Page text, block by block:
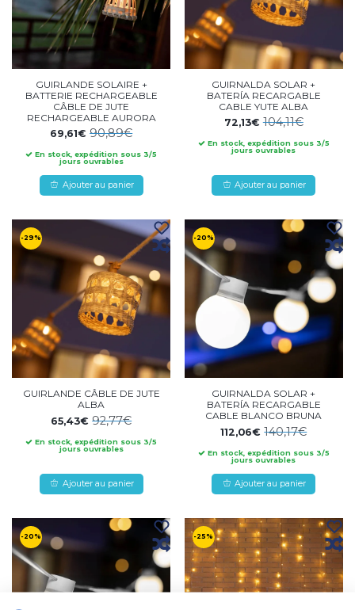
GUIRLANDE SOLAIRE +
BATTERIE RECHARGEABLE
CÂBLE DE JUTE
RECHARGEABLE AURORA
69,61€90,89€
En stock, expédition sous 3/5
jours ouvrables
Ajouter au panier
GUIRNALDA SOLAR +
BATERÍA RECARGABLE
CABLE YUTE ALBA
72,13€104,11€
En stock, expédition sous 3/5
jours ouvrables
Ajouter au panier
-29%
GUIRLANDE CÂBLE DE JUTE
ALBA
65,43€92,77€
En stock, expédition sous 3/5
jours ouvrables
Ajouter au panier
-20%
GUIRNALDA SOLAR +
BATERÍA RECARGABLE
CABLE BLANCO BRUNA
112,06€140,17€
En stock, expédition sous 3/5
jours ouvrables
Ajouter au panier
-20% -25%